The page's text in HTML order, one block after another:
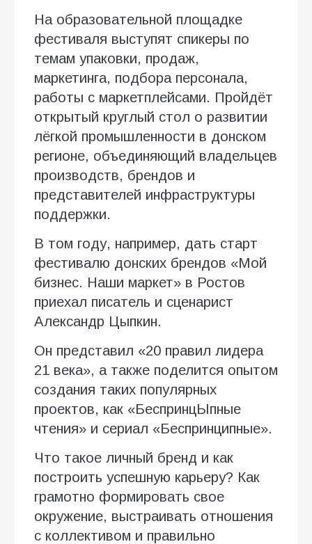
На образовательной площадке
фестиваля выступят спикеры по
темам упаковки, продаж,
маркетинга, подбора персонала,
работы с маркетплейсами. Пройдёт
открытый круглый стол о развитии
лёгкой промышленности в донском
регионе, объединяющий владельцев
производств, брендов и
представителей инфраструктуры
поддержки.
В том году, например, дать старт
фестивалю донских брендов «Мой
бизнес. Наши маркет» в Ростов
приехал писатель и сценарист
Александр Цыпкин.
Он представил «20 правил лидера
21 века», а также поделится опытом
создания таких популярных
проектов, как «БеспринцЫпные
чтения» и сериал «Беспринципные».
Что такое личный бренд и как
построить успешную карьеру? Как
грамотно формировать свое
окружение, выстраивать отношения
с коллективом и правильно